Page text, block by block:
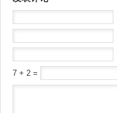
7 + 2 =